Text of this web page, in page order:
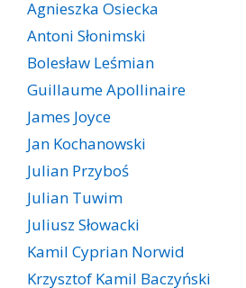
Agnieszka Osiecka
Antoni Słonimski
Bolesław Leśmian
Guillaume Apollinaire
James Joyce
Jan Kochanowski
Julian Przyboś
Julian Tuwim
Juliusz Słowacki
Kamil Cyprian Norwid
Krzysztof Kamil Baczyński